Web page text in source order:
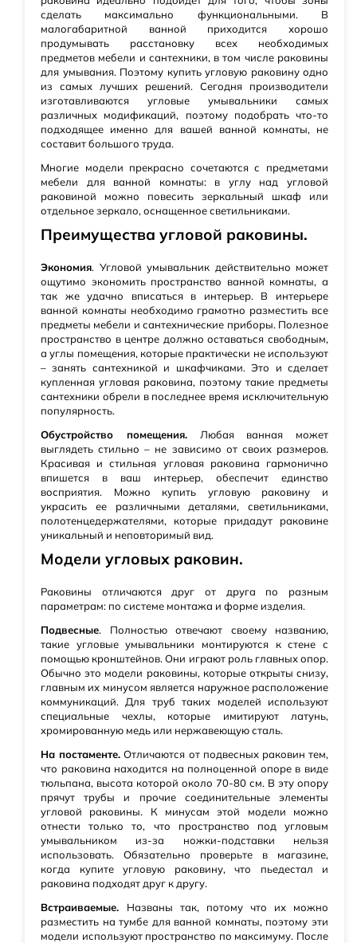
сделать максимально функциональными. В
малогабаритной ванной приходится хорошо
продумывать расстановку всех необходимых
предметов мебели и сантехники, в том числе раковины
для умывания. Поэтому купить угловую раковину одно
из самых лучших решений. Сегодня производители
изготавливаются угловые умывальники самых
различных модификаций, поэтому подобрать что-то
подходящее именно для вашей ванной комнаты, не
составит большого труда.
Многие модели прекрасно сочетаются с предметами
мебели для ванной комнаты: в углу над угловой
раковиной можно повесить зеркальный шкаф или
отдельное зеркало, оснащенное светильниками.
Преимущества угловой раковины.
Экономия. Угловой умывальник действительно может
ощутимо экономить пространство ванной комнаты, а
так же удачно вписаться в интерьер. В интерьере
ванной комнаты необходимо грамотно разместить все
предметы мебели и сантехнические приборы. Полезное
пространство в центре должно оставаться свободным,
а углы помещения, которые практически не используют
– занять сантехникой и шкафчиками. Это и сделает
купленная угловая раковина, поэтому такие предметы
сантехники обрели в последнее время исключительную
популярность.
Обустройство помещения.Любая ванная может
выглядеть стильно – не зависимо от своих размеров.
Красивая и стильная угловая раковина гармонично
впишется в ваш интерьер, обеспечит единство
восприятия. Можно купить угловую раковину и
украсить ее различными деталями, светильниками,
полотенцедержателями, которые придадут раковине
уникальный и неповторимый вид.
Модели угловых раковин.
Раковины отличаются друг от друга по разным
параметрам: по системе монтажа и форме изделия.
Подвесные. Полностью отвечают своему названию,
такие угловые умывальники монтируются к стене с
помощью кронштейнов. Они играют роль главных опор.
Обычно это модели раковины, которые открыты снизу,
главным их минусом является наружное расположение
коммуникаций. Для труб таких моделей используют
специальные чехлы, которые имитируют латунь,
хромированную медь или нержавеющую сталь.
На постаменте. Отличаются от подвесных раковин тем,
что раковина находится на полноценной опоре в виде
тюльпана, высота которой около 70-80 см. В эту опору
прячут трубы и прочие соединительные элементы
угловой раковины. К минусам этой модели можно
отнести только то, что пространство под угловым
умывальником из-за ножки-подставки нельзя
использовать. Обязательно проверьте в магазине,
когда купите угловую раковину, что пьедестал и
раковина подходят друг к другу.
Встраиваемые. Названы так, потому что их можно
разместить на тумбе для ванной комнаты, поэтому эти
модели используют пространство по максимуму. После